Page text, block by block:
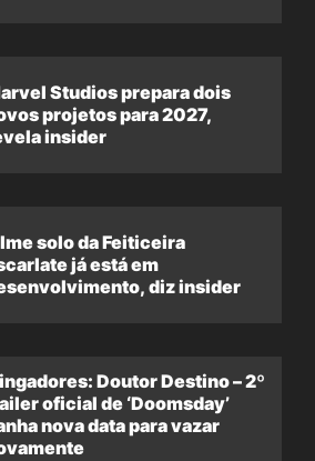
Studios prepara dois
projetos para 2027,
insider
solo da Feiticeira
já está em
diz insider
Doutor Destino – 2º
oficial de ‘Doomsday’
nova data para vazar